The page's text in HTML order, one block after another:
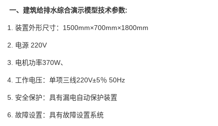
一、建筑给排水综合演示模型技术参数:
1. 装置外形尺寸：1500mm×700mm×1800mm
2. 电源 220V
3. 电机功率370W、
4. 工作电压：单项三线220V±5％ 50Hz
5. 安全保护：具有漏电自动保护装置
6. 故障设置：具有故障设置系统